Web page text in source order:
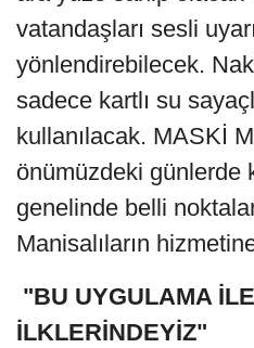
vatandaşları sesli
yönlendirebilecek.
sadece kartlı su
kullanılacak. MASKİ
önümüzdeki günlerde
genelinde belli
Manisalıların
"BU UYGULAMA
İLKLERİNDEYİZ"